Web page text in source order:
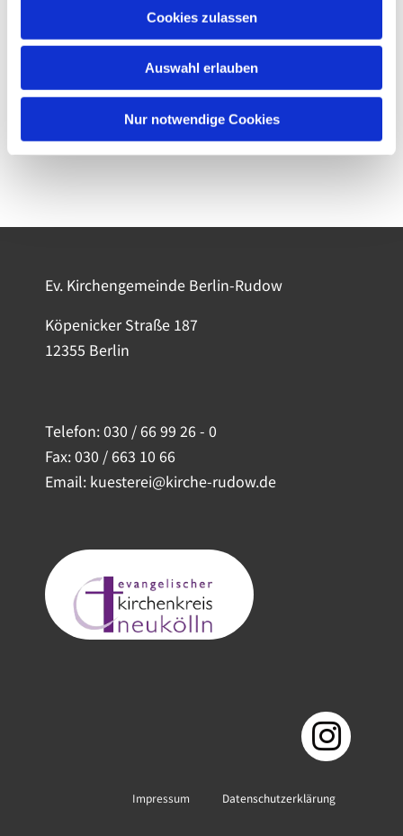
Cookies zulassen
Auswahl erlauben
Nur notwendige Cookies
Ev. Kirchengemeinde Berlin-Rudow
Köpenicker Straße 187
12355 Berlin
Telefon:030 / 66 99 26 - 0
Fax: 030 / 663 10 66
Email: kuesterei@kirche-rudow.de
Impressum Datenschutzerklärung